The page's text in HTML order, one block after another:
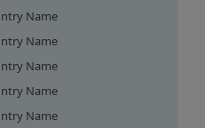
Name
Name
Name
Name
Name